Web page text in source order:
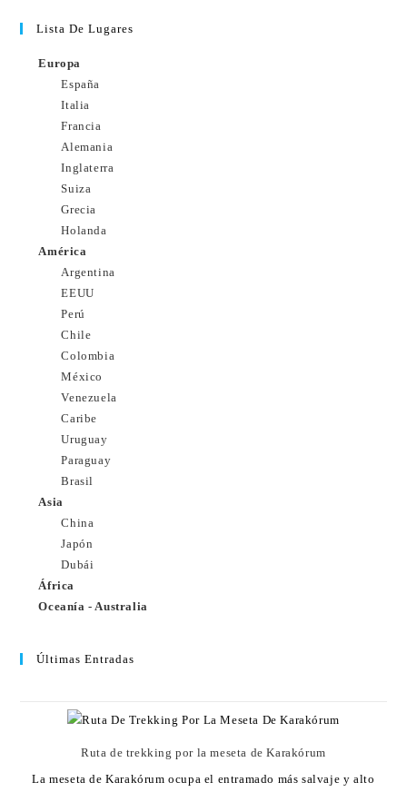
Lista De Lugares
Europa
España
Italia
Francia
Alemania
Inglaterra
Suiza
Grecia
Holanda
América
Argentina
EEUU
Perú
Chile
Colombia
México
Venezuela
Caribe
Uruguay
Paraguay
Brasil
Asia
China
Japón
Dubái
África
Oceanía - Australia
Últimas Entradas
Ruta de trekking por la meseta de Karakórum
La meseta de Karakórum ocupa el entramado más salvaje y alto